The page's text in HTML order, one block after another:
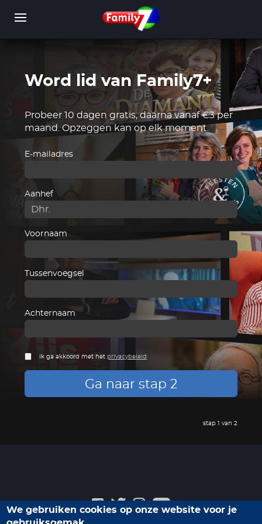
WORD LID INLOGGEN
Word lid van Family7+
Probeer 10 dagen gratis, daarna vanaf €3 per
maand. Opzeggen kan op elk moment.
E-mailadres
Aanhef
Voornaam
Tussenvoegsel
Achternaam
Ik ga akkoord met het privacybeleid
Ga naar stap 2
stap 1 van 2
We gebruiken cookies op onze website voor je